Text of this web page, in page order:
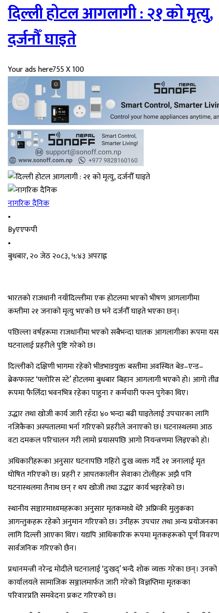
दिल्ली होटल आगलागी : २१ को मृत्यु,
दर्जनौँ घाइते
Your ads here755 X 100
नागरिक दैनिक
•
Byएएफपी
•
बुधबार, २० जेठ २०८३, ५:४३ अपराह्न
भारतको राजधानी नयाँदिल्लीमा एक होटलमा भएको भीषण आगलागीमा
कम्तीमा २१ जनाको मृत्यु भएको छ भने दर्जनौँ घाइते भएका छन्।
पछिल्ला वर्षहरूमा राजधानीमा भएको सबैभन्दा घातक आगलागीका रूपमा यस
घटनालाई प्रहरीले पुष्टि गरेको छ।
दिल्लीको दक्षिणी भागमा रहेको भीडभाडयुक्त बस्तीमा अवस्थित बेड–एन्ड–
ब्रेकफास्ट ‘फ्लोरिस स्टे’ होटलमा बुधबार बिहान आगलागी भएको हो। आगो तीव्र
रूपमा फैलिँदा भवनभित्र रहेका पाहुना र कर्मचारी फस्न पुगेका थिए।
उद्धार तथा खोजी कार्य जारी रहँदा ४० भन्दा बढी घाइतेलाई उपचारका लागि
नजिकैका अस्पतालमा भर्ना गरिएको प्रहरीले जनाएको छ। घटनास्थलमा आठ
वटा दमकल परिचालन गरी लामो प्रयासपछि आगो नियन्त्रणमा लिइएको हो।
अधिकारीहरूका अनुसार घटनापछि गहिरो दुःख व्यक्त गर्दै २१ जनालाई मृत
घोषित गरिएको छ। प्रहरी र आपतकालीन सेवाका टोलीहरू अझै पनि
घटनास्थलमा तैनाथ छन् र थप खोजी तथा उद्धार कार्य भइरहेको छ।
स्थानीय सञ्चारमाध्यमहरूका अनुसार मृतकमध्ये धेरै अफ्रिकी मुलुकका
आगन्तुकहरू रहेको अनुमान गरिएको छ। उनीहरू उपचार तथा अन्य प्रयोजनका
लागि दिल्ली आएका थिए। यद्यपि आधिकारिक रूपमा मृतकहरूको पूर्ण विवरण
सार्वजनिक गरिएको छैन।
प्रधानमन्त्री नरेन्द्र मोदीले घटनालाई ‘दुःखद्’ भन्दै शोक व्यक्त गरेका छन्। उनको
कार्यालयले सामाजिक सञ्जालमार्फत जारी गरेको विज्ञप्तिमा मृतकका
परिवारप्रति समवेदना प्रकट गरिएको छ।